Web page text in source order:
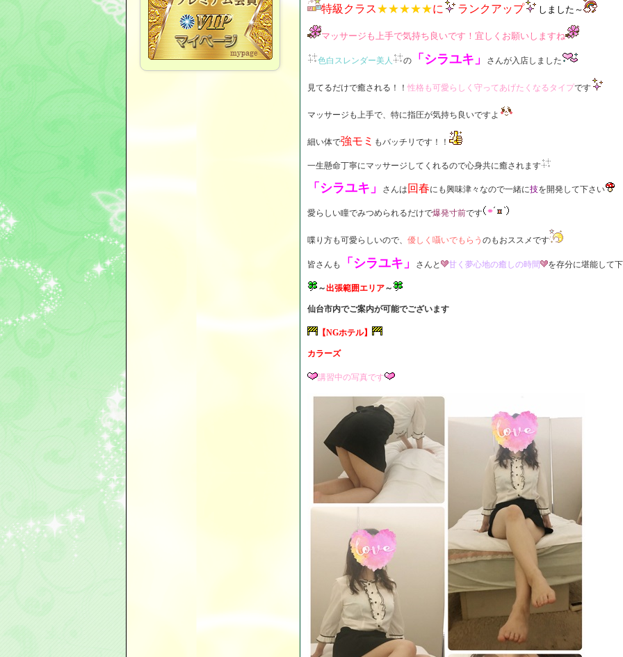
特級クラス★★★★★に ランクアップ しました～
マッサージも上手で気持ち良いです！宜しくお願いしますね
色白スレンダー美人 の 「シラユキ」 さんが入店しました
見てるだけで癒される！！ 性格も可愛らしく守ってあげたくなるタイプです
マッサージも上手で、特に指圧が気持ち良いですよ
細い体で強モミ もバッチリです！！
一生懸命丁寧にマッサージしてくれるので心身共に癒されます
「シラユキ」 さんは 回春にも興味津々なので一緒に技を開発して下さい
愛らしい瞳でみつめられるだけで爆発寸前です
喋り方も可愛らしいので、 優しく囁いでもらう のもおススメです
皆さんも 「シラユキ」 さんと 甘く夢心地の癒しの時間 を存分に堪能して
～出張範囲エリア～
仙台市内でご案内が可能でございます
【NGホテル】
カラーズ
講習中の写真です